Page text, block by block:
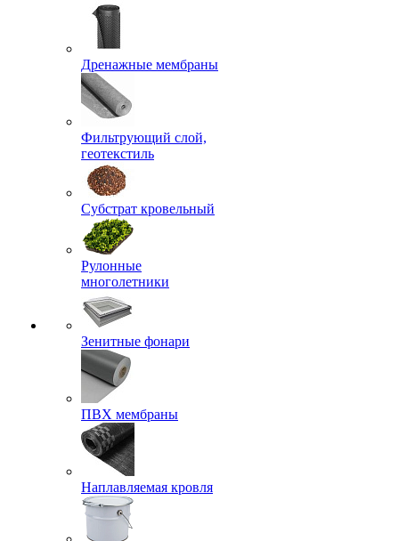
Дренажные мембраны
Фильтрующий слой,
геотекстиль
Субстрат кровельный
Рулонные
многолетники
Зенитные фонари
ПВХ мембраны
Наплавляемая кровля